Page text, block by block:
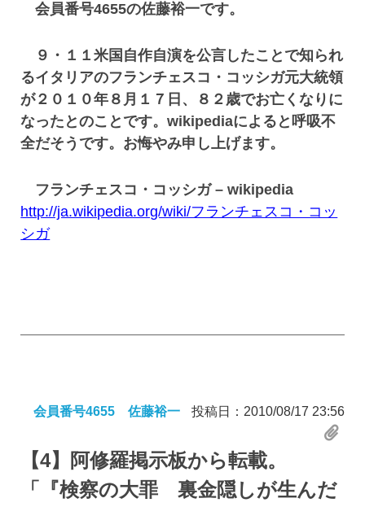
会員番号4655の佐藤裕一です。
９・１１米国自作自演を公言したことで知られ
るイタリアのフランチェスコ・コッシガ元大統領
が２０１０年８月１７日、８２歳でお亡くなりに
なったとのことです。wikipediaによると呼吸不
全だそうです。お悔やみ申し上げます。
フランチェスコ・コッシガ – wikipedia
http://ja.wikipedia.org/wiki/フランチェスコ・コッ
シガ
会員番号4655 佐藤裕一 投稿日：2010/08/17 23:56
【4】
阿修羅掲示板から転載。
「『検察の大罪 裏金隠しが生んだ